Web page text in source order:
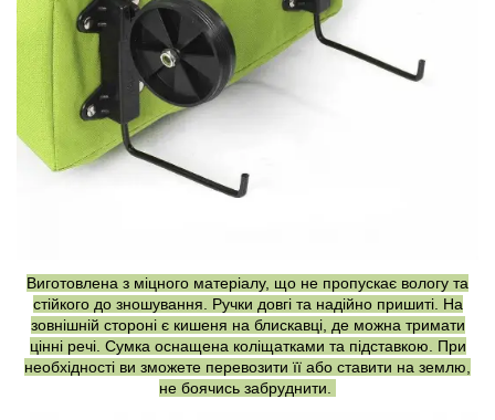
Виготовлена з міцного матеріалу, що не пропускає вологу та
стійкого до зношування. Ручки довгі та надійно пришиті. На
зовнішній стороні є кишеня на блискавці, де можна тримати
цінні речі. Сумка оснащена коліщатками та підставкою. При
необхідності ви зможете перевозити її або ставити на землю,
не боячись забруднити.